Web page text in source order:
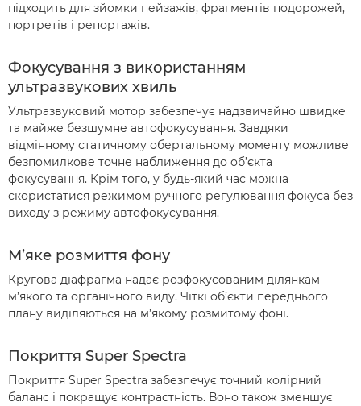
підходить для зйомки пейзажів, фрагментів подорожей,
портретів і репортажів.
Фокусування з використанням
ультразвукових хвиль
Ультразвуковий мотор забезпечує надзвичайно швидке
та майже безшумне автофокусування. Завдяки
відмінному статичному обертальному моменту можливе
безпомилкове точне наближення до об’єкта
фокусування. Крім того, у будь-який час можна
скористатися режимом ручного регулювання фокуса без
виходу з режиму автофокусування.
М’яке розмиття фону
Кругова діафрагма надає розфокусованим ділянкам
м’якого та органічного виду. Чіткі об’єкти переднього
плану виділяються на м’якому розмитому фоні.
Покриття Super Spectra
Покриття Super Spectra забезпечує точний колірний
баланс і покращує контрастність. Воно також зменшує